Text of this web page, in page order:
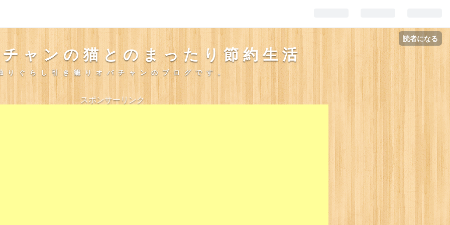
読者になる
ャンの猫とのまったり節約生活
りぐらし引き籠りオバチャンのブログです。
スポンサーリンク